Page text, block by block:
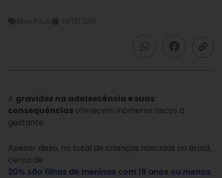
Elias Paulo 01/12/2016
A gravidez na adolescência e suas
consequências oferecem inúmeros riscos à
gestante.
Apesar disso, no total de crianças nascidas no Brasil,
cerca de
20% são filhas de meninas com 19 anos ou menos.